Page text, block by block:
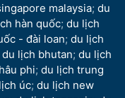
malaysia; du
hàn quốc; du lịch
- đài loan; du lịch
du lịch bhutan; du lịch
phi; du lịch trung
úc; du lịch new